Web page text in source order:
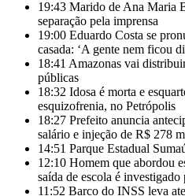
19:43 Marido de Ana Maria
separação pela imprensa
19:00 Eduardo Costa se
casada: ‘A gente nem ficou
18:41 Amazonas vai
públicas
18:32 Idosa é morta e
esquizofrenia, no Petrópolis
18:27 Prefeito anuncia
salário e injeção de R$ 278
14:51 Parque Estadual
12:10 Homem que abordou
saída de escola é
11:52 Barco do INSS leva